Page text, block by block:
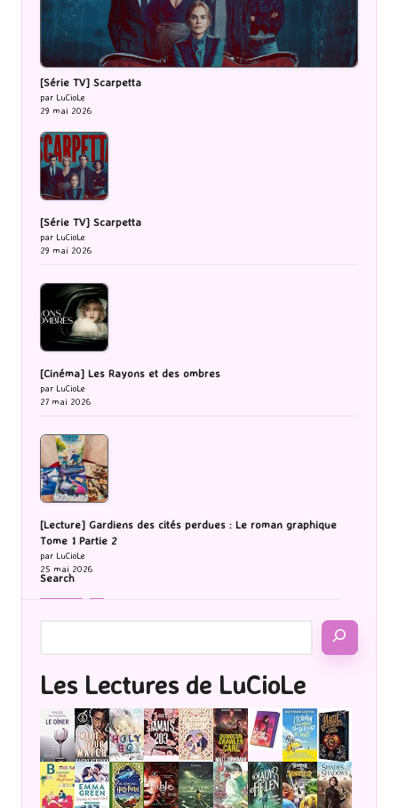
[Série TV] Scarpetta
par LuCioLe
29 mai 2026
[Série TV] Scarpetta
par LuCioLe
29 mai 2026
[Cinéma] Les Rayons et des ombres
par LuCioLe
27 mai 2026
[Lecture] Gardiens des cités perdues : Le roman graphique
Tome 1 Partie 2
par LuCioLe
25 mai 2026
Search
Les Lectures de LuCioLe